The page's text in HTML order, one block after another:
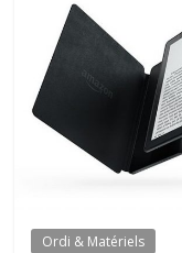
Ordi & Matériels